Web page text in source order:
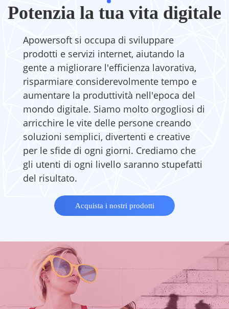
Potenzia la tua vita digitale
Apowersoft si occupa di sviluppare
prodotti e servizi internet, aiutando la
gente a migliorare l'efficienza lavorativa,
risparmiare considerevolmente tempo e
aumentare la produttività nell'epoca del
mondo digitale. Siamo molto orgogliosi di
arricchire le vite delle persone creando
soluzioni semplici, divertenti e creative
per le sfide di ogni giorni. Crediamo che
gli utenti di ogni livello saranno stupefatti
del risultato.
Acquista i nostri prodotti